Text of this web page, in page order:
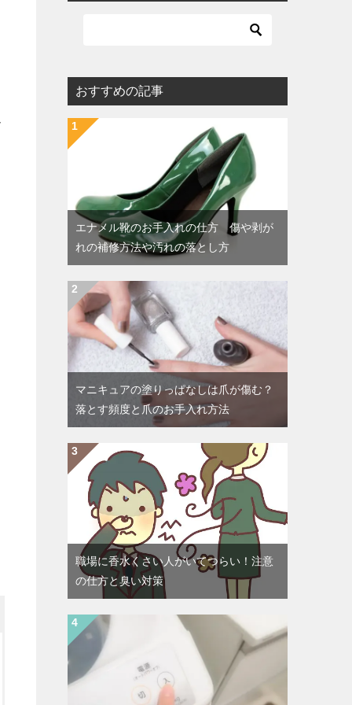
おすすめの記事
エナメル靴のお手入れの仕方 傷や剥が
れの補修方法や汚れの落とし方
マニキュアの塗りっぱなしは爪が傷む？
落とす頻度と爪のお手入れ方法
職場に香水くさい人がいてつらい！注意
の仕方と臭い対策